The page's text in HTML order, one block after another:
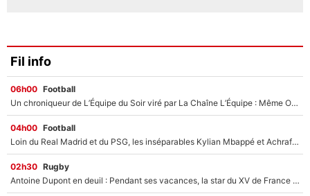
Fil info
06h00 Football
Un chroniqueur de L’Équipe du Soir viré par La Chaîne L’Équipe : Même Olivier Ménard n’avait pas pu empêcher son départ, «je l’ai appris sur Twitter, je l’ai vécu assez mal»
04h00 Football
Loin du Real Madrid et du PSG, les inséparables Kylian Mbappé et Achraf Hakimi changent d'équipe le temps d'une journée !
02h30 Rugby
Antoine Dupont en deuil : Pendant ses vacances, la star du XV de France a perdu sa grand-mère